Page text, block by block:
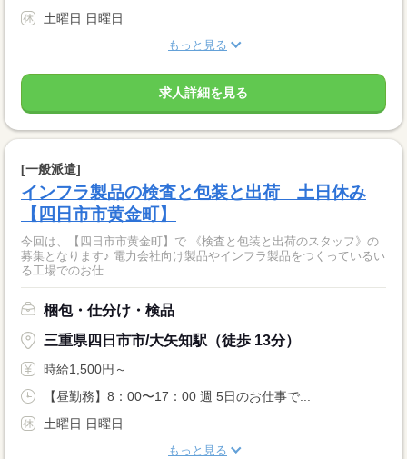
土曜日 日曜日
もっと見る
求人詳細を見る
[一般派遣]
インフラ製品の検査と包装と出荷 土日休み
【四日市市黄金町】
今回は、【四日市市黄金町】で 《検査と包装と出荷のスタッフ》の
募集となります♪ 電力会社向け製品やインフラ製品をつくっているい
る工場でのお仕...
梱包・仕分け・検品
三重県四日市市/大矢知駅（徒歩 13分）
時給1,500円～
【昼勤務】8：00〜17：00 週 5日のお仕事で...
土曜日 日曜日
もっと見る